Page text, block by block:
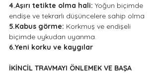
4.Aşırı tetikte olma hali: Yoğun biçimde
endişe ve tekrarlı düşüncelere sahip olma
5.Kabus görme: Korkmuş ve endişeli
biçimde uykudan uyanma.
6.Yeni korku ve kaygılar
İKİNCİL TRAVMAYI ÖNLEMEK VE BAŞA